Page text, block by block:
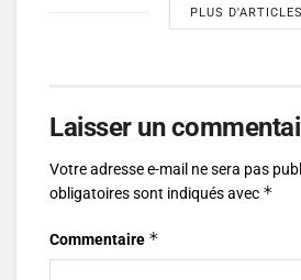
PLUS D'ARTICLES
Laisser un
Votre adresse e-mail ne sera pas
obligatoires sont indiqués avec *
Commentaire *